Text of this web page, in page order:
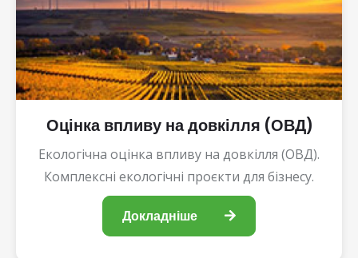
Оцінка впливу на довкілля (ОВД)
Екологічна оцінка впливу на довкілля (ОВД).
Комплексні екологічні проєкти для бізнесу.
Докладніше